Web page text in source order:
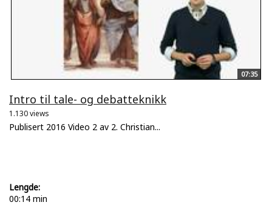
07:35
Intro til tale- og debatteknikk
1.130 views
Publisert 2016 Video 2 av 2. Christian...
Lengde:
00:14 min